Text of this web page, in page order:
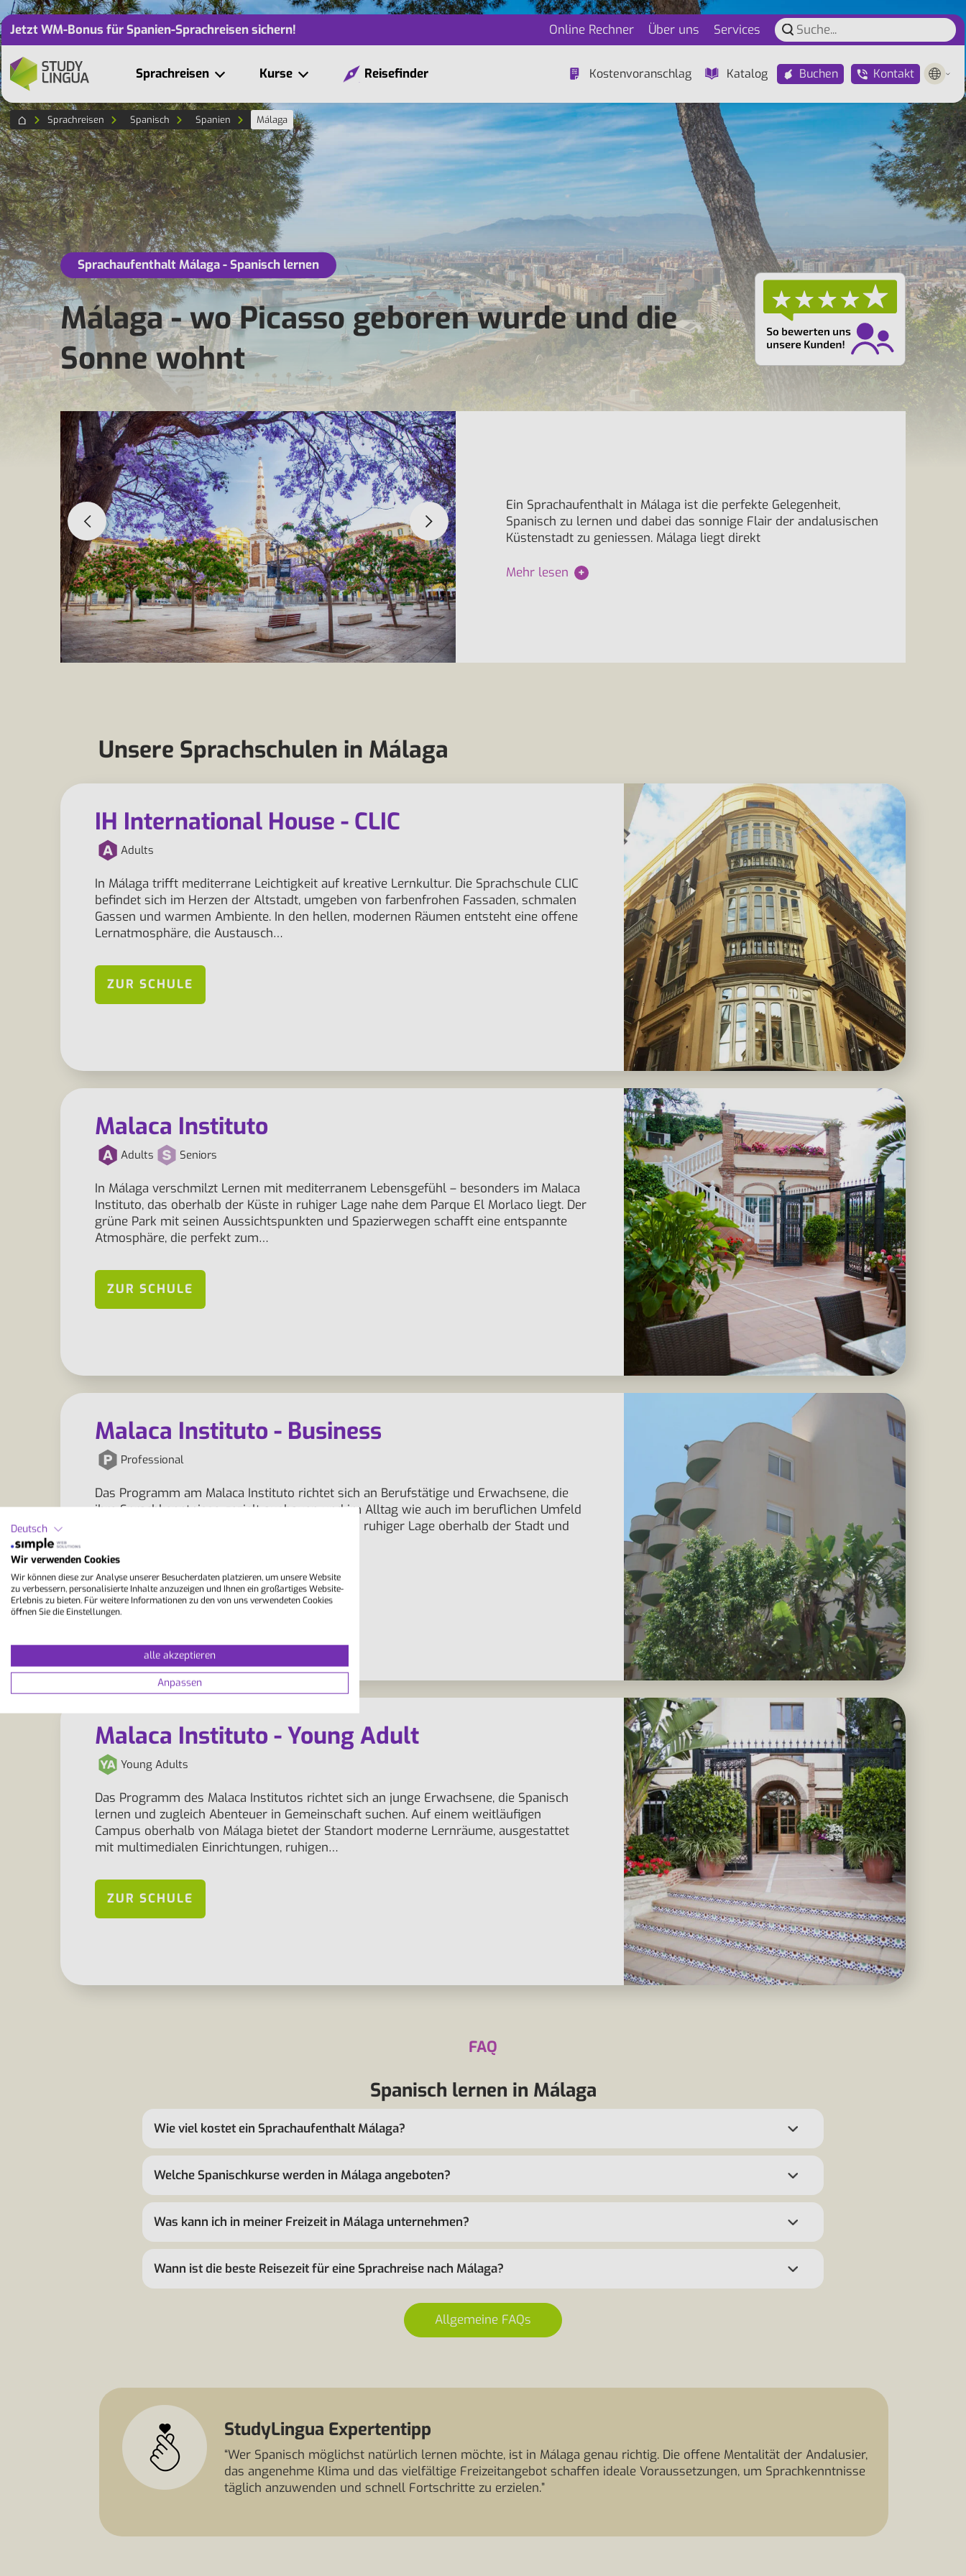
Jetzt WM-Bonus für Spanien-Sprachreisen sichern! Online Rechner Über uns Services
Sprachreisen Kurse Reisefinder Kostenvoranschlag Katalog Buchen Kontakt
Sprachreisen Spanisch Spanien Málaga
Sprachaufenthalt Málaga - Spanisch lernen
Málaga - wo Picasso geboren wurde und die
Sonne wohnt
Ein Sprachaufenthalt in Málaga ist die perfekte Gelegenheit,
Spanisch zu lernen und dabei das sonnige Flair der andalusischen
Küstenstadt zu geniessen. Málaga liegt direkt
Mehr lesen +
Unsere Sprachschulen in Málaga
IH International House - CLIC
Adults
In Málaga trifft mediterrane Leichtigkeit auf kreative Lernkultur. Die Sprachschule CLIC
befindet sich im Herzen der Altstadt, umgeben von farbenfrohen Fassaden, schmalen
Gassen und warmen Ambiente. In den hellen, modernen Räumen entsteht eine offene
Lernatmosphäre, die Austausch…
ZUR SCHULE
Malaca Instituto
Adults Seniors
In Málaga verschmilzt Lernen mit mediterranem Lebensgefühl – besonders im Malaca
Instituto, das oberhalb der Küste in ruhiger Lage nahe dem Parque El Morlaco liegt. Der
grüne Park mit seinen Aussichtspunkten und Spazierwegen schafft eine entspannte
Atmosphäre, die perfekt zum…
ZUR SCHULE
Malaca Instituto - Business
Professional
Das Programm am Malaca Instituto richtet sich an Berufstätige und Erwachsene, die
ihre Sprachkenntnisse gezielt ausbauen und im Alltag wie auch im beruflichen Umfeld
sicher anwenden möchten. Der Campus liegt in ruhiger Lage oberhalb der Stadt und
ZUR SCHULE
Malaca Instituto - Young Adult
Young Adults
Das Programm des Malaca Institutos richtet sich an junge Erwachsene, die Spanisch
lernen und zugleich Abenteuer in Gemeinschaft suchen. Auf einem weitläufigen
Campus oberhalb von Málaga bietet der Standort moderne Lernräume, ausgestattet
mit multimedialen Einrichtungen, ruhigen…
ZUR SCHULE
FAQ
Spanisch lernen in Málaga
Wie viel kostet ein Sprachaufenthalt Málaga?
Welche Spanischkurse werden in Málaga angeboten?
Was kann ich in meiner Freizeit in Málaga unternehmen?
Wann ist die beste Reisezeit für eine Sprachreise nach Málaga?
Allgemeine FAQs
StudyLingua Expertentipp
“Wer Spanisch möglichst natürlich lernen möchte, ist in Málaga genau richtig. Die offene Mentalität der Andalusier,
das angenehme Klima und das vielfältige Freizeitangebot schaffen ideale Voraussetzungen, um Sprachkenntnisse
täglich anzuwenden und schnell Fortschritte zu erzielen.”
Deutsch
Wir verwenden Cookies
Wir können diese zur Analyse unserer Besucherdaten platzieren, um unsere Website
zu verbessern, personalisierte Inhalte anzuzeigen und Ihnen ein großartiges Website-
Erlebnis zu bieten. Für weitere Informationen zu den von uns verwendeten Cookies
öffnen Sie die Einstellungen.
alle akzeptieren
Anpassen